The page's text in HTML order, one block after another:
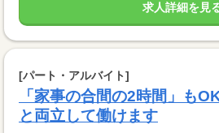
求人詳細を見
[パート・アルバイト]
「家事の合間の2時間」も
と両立して働けます